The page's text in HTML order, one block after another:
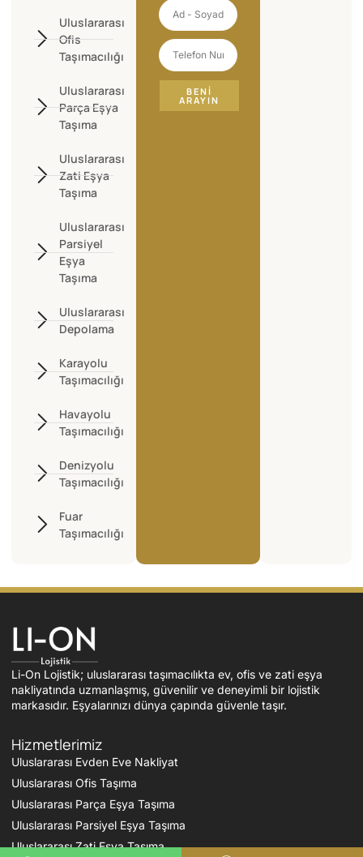
Uluslararası
Ofis
Taşımacılığı
Uluslararası
Parça Eşya
Taşıma
Uluslararası
Zati Eşya
Taşıma
Uluslararası
Parsiyel
Eşya
Taşıma
Uluslararası
Depolama
Karayolu
Taşımacılığı
Havayolu
Taşımacılığı
Denizyolu
Taşımacılığı
Fuar
Taşımacılığı
BENI
ARAYIN
Li-On Lojistik; uluslararası taşımacılıkta ev, ofis ve zati eşya
nakliyatında uzmanlaşmış, güvenilir ve deneyimli bir lojistik
markasıdır. Eşyalarınızı dünya çapında güvenle taşır.
Hizmetlerimiz
Uluslararası Evden Eve Nakliyat
Uluslararası Ofis Taşıma
Uluslararası Parça Eşya Taşıma
Uluslararası Parsiyel Eşya Taşıma
Uluslararası Zati Eşya Taşıma